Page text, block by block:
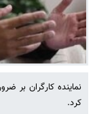
نماینده کارگران بر
کرد.